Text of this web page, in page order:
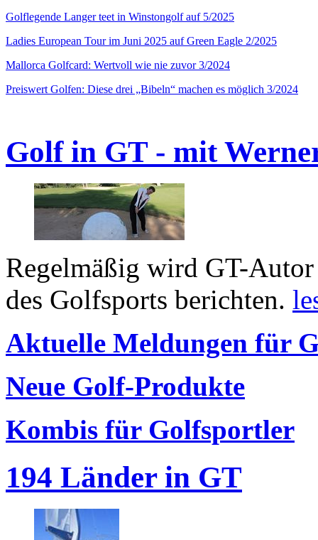
Golflegende Langer teet in Winstongolf auf 5/2025
Ladies European Tour im Juni 2025 auf Green Eagle 2/2025
Mallorca Golfcard: Wertvoll wie nie zuvor 3/2024
Preiswert Golfen: Diese drei „Bibeln“ machen es möglich 3/2024
Golf in GT - mit
Regelmäßig wird GT-
des Golfsports berichten.
Aktuelle Meldungen für
Neue Golf-Produkte
Kombis für Golfsportler
194 Länder in GT